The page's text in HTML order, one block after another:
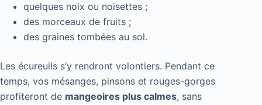
quelques noix ou noisettes ;
des morceaux de fruits ;
des graines tombées au sol.
Les écureuils s’y rendront volontiers. Pendant ce
temps, vos mésanges, pinsons et rouges-gorges
profiteront de mangeoires plus calmes, sans